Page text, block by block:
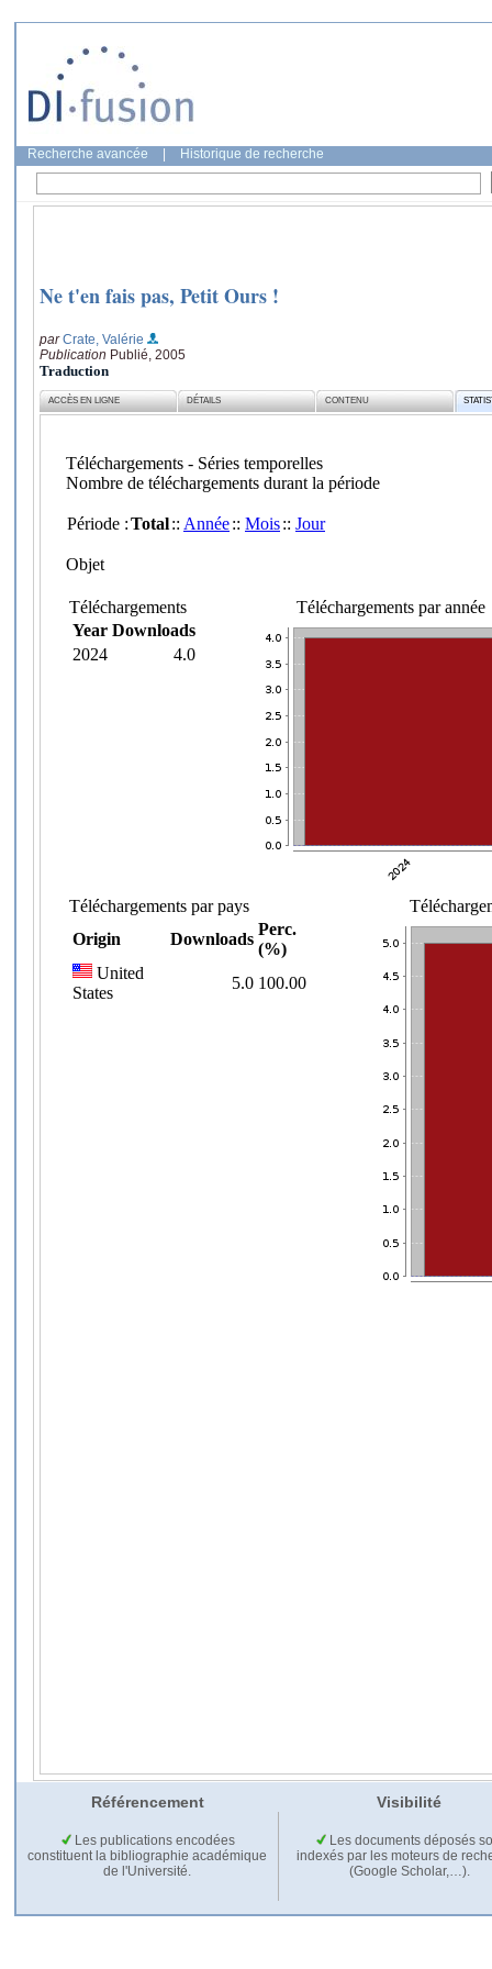
Recherche avancée Historique de recherche
Ne t'en fais pas, Petit Ours !
parCrate, Valérie
Publication Publié, 2005
Traduction
ACCÈS EN LIGNE DÉTAILS CONTENU
Référencement Visibilité
Les publications encodées
constituent la bibliographie académique
de l'Université.
Les documents déposés
indexés par les moteurs de
(Google Scholar,…).